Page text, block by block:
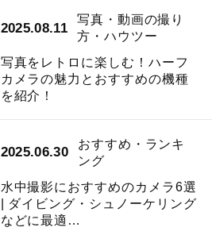
2025.08.11
写真・動画の撮り
方・ハウツー
写真をレトロに楽しむ！ハーフ
カメラの魅力とおすすめの機種
を紹介！
2025.06.30
おすすめ・ランキ
ング
水中撮影におすすめのカメラ6選
| ダイビング・シュノーケリング
などに最適…